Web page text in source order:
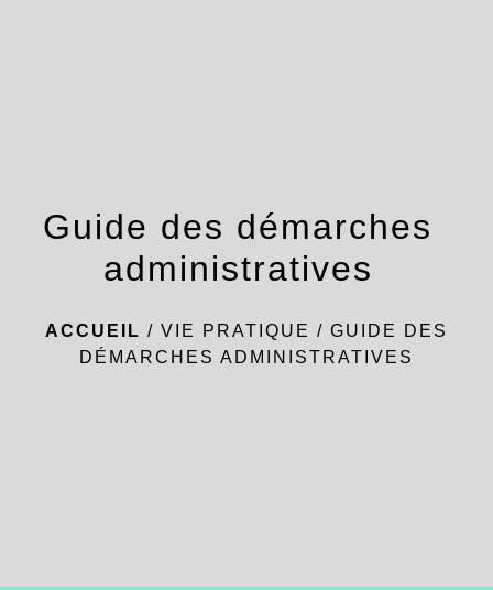
Guide des démarches
administratives
ACCUEIL / VIE PRATIQUE / GUIDE DES
DÉMARCHES ADMINISTRATIVES